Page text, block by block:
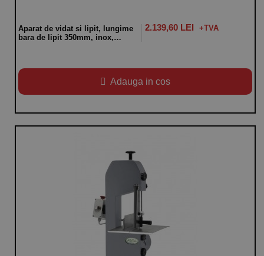
Aparat de vidat si lipit, lungime
bara de lipit 350mm, inox,
2.139,60 LEI
Adauga in cos